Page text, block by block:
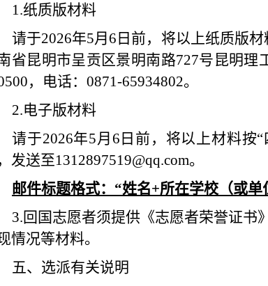
1.纸质版材料
请于2026年5月6日前，将以上纸质版
省昆明市呈贡区景明南路727号昆明理
， 电话： 0871-65934802。
2.电子版材料
请于2026年5月6日前，将以上材料按
发送至1312897519@qq.com。
邮件标题格式：“姓名+所在学校（或单
3.回国志愿者须提供《志愿者荣誉证书
情况等材料。
五、选派有关说明